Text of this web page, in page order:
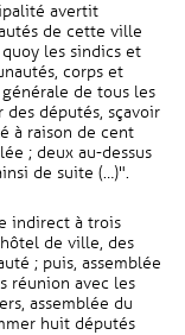
avertit
de cette ville
les sindics et
corps et
de tous les
députés, sçavoir
à raison de cent
; deux au-dessus
de suite (…)".
indirect à trois
de ville, des
; puis, assemblée
réunion avec les
assemblée du
huit députés